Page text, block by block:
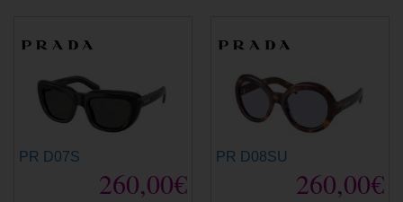
PR D07S
260,00€
PR D08SU
260,00€